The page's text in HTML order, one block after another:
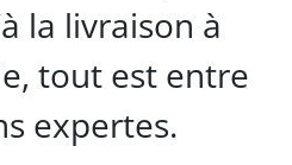
la livraison à
tout est entre
expertes.